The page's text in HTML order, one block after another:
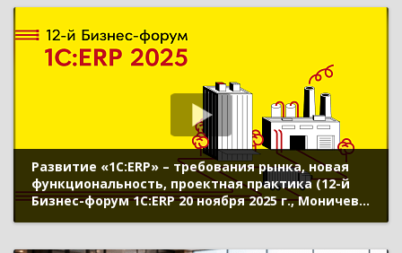
Развитие «1С:ERP» – требования рынка, новая
функциональность, проектная практика (12-й
Бизнес-форум 1С:ERP 20 ноября 2025 г., Моничев